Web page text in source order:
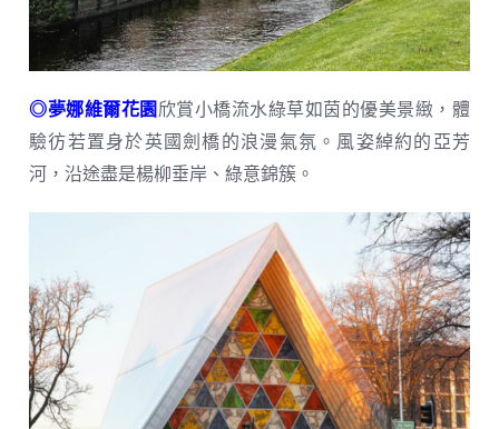
◎夢娜維爾花園欣賞小橋流水綠草如茵的優美景緻，體
驗彷若置身於英國劍橋的浪漫氣氛。風姿綽約的亞芳
河，沿途盡是楊柳垂岸、綠意錦簇。